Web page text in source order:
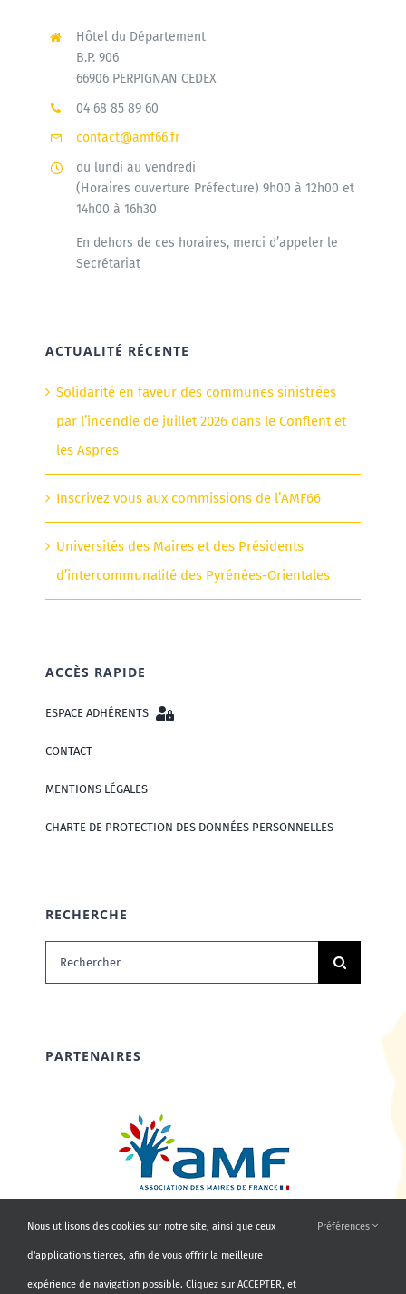
Hôtel du Département
B.P. 906
66906 PERPIGNAN CEDEX
04 68 85 89 60
contact@amf66.fr
du lundi au vendredi
(Horaires ouverture Préfecture) 9h00 à 12h00 et
14h00 à 16h30
En dehors de ces horaires, merci d’appeler le
Secrétariat
ACTUALITÉ RÉCENTE
Solidarité en faveur des communes sinistrées
par l’incendie de juillet 2026 dans le Conflent et
les Aspres
Inscrivez vous aux commissions de l’AMF66
Universités des Maires et des Présidents
d’intercommunalité des Pyrénées-Orientales
ACCÈS RAPIDE
ESPACE ADHÉRENTS
CONTACT
MENTIONS LÉGALES
CHARTE DE PROTECTION DES DONNÉES PERSONNELLES
RECHERCHE
Rechercher:
PARTENAIRES
Nous utilisons des cookies sur notre site, ainsi que ceux
d'applications tierces, afin de vous offrir la meilleure
expérience de navigation possible. Cliquez sur ACCEPTER, et
Préférences